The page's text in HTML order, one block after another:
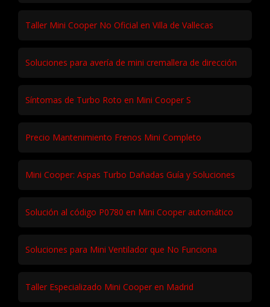
Taller Mini Cooper No Oficial en Villa de Vallecas
Soluciones para avería de mini cremallera de dirección
Síntomas de Turbo Roto en Mini Cooper S
Precio Mantenimiento Frenos Mini Completo
Mini Cooper: Aspas Turbo Dañadas Guía y Soluciones
Solución al código P0780 en Mini Cooper automático
Soluciones para Mini Ventilador que No Funciona
Taller Especializado Mini Cooper en Madrid